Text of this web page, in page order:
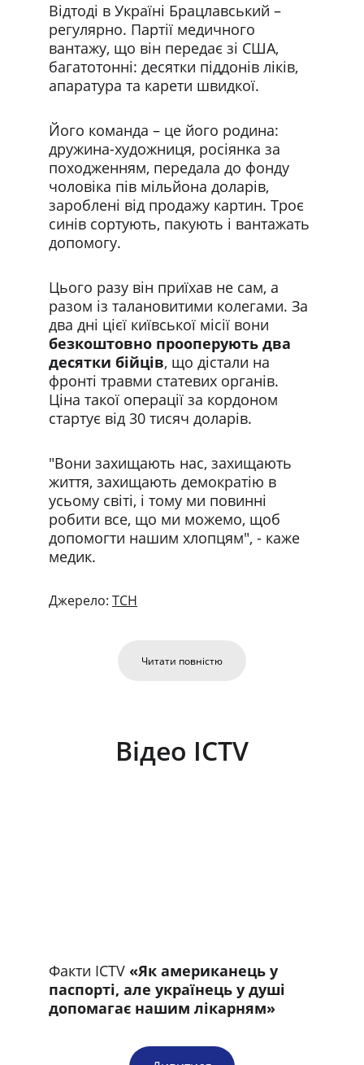
Відтоді в Україні Брацлавський –
регулярно. Партії медичного
вантажу, що він передає зі США,
багатотонні: десятки піддонів ліків,
апаратура та карети швидкої.
Його команда – це його родина:
дружина-художниця, росіянка за
походженням, передала до фонду
чоловіка пів мільйона доларів,
зароблені від продажу картин. Троє
синів сортують, пакують і вантажать
допомогу.
Цього разу він приїхав не сам, а
разом із талановитими колегами. За
два дні цієї київської місії вони
безкоштовно прооперують два
десятки бійців, що дістали на
фронті травми статевих органів.
Ціна такої операції за кордоном
стартує від 30 тисяч доларів.
"Вони захищають нас, захищають
життя, захищають демократію в
усьому світі, і тому ми повинні
робити все, що ми можемо, щоб
допомогти нашим хлопцям", - каже
медик.
Джерело: ТСН
Читати повністю
Відео ICTV
Факти ICTV «Як американець у
паспорті, але українець у душі
допомагає нашим лікарням»